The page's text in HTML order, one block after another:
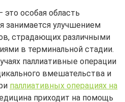
особая область
занимается улучшением
страдающих различными
в терминальной стадии.
паллиативные операции
вмешательства и
паллиативных операциях на
приходит на помощь